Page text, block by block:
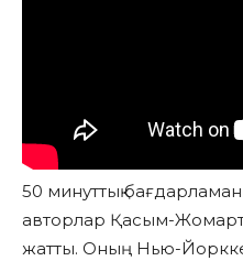
50 минуттық
авторлар Қасым-Жомарт
жатты. Оның Нью-